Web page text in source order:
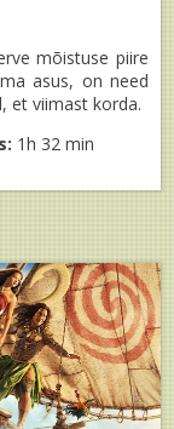
mõistuse piire
asus, on need
et viimast korda.
1h 32 min